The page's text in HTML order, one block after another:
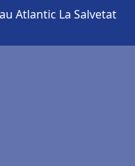
Atlantic La Salvetat